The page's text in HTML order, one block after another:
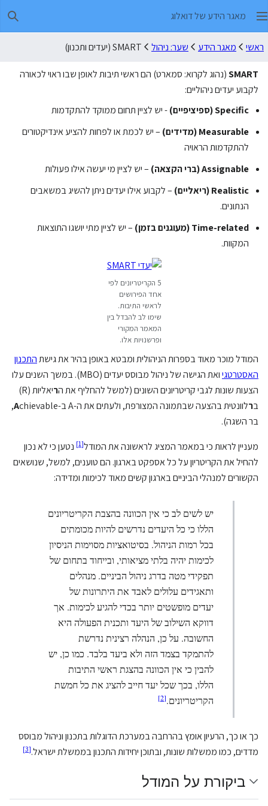
מאגר הידע של דואלוג
ראשי מאגר הידע שער: ניהול SMART (יעדים ותכנון)
SMART(נהוג לקרוא: סמארט) הם ראשי תיבות לאופן שבו ראוי לכאורה
לקבוע יעדים ניהוליים:
Specific (ספיציפיים)
- יש לציין תחום ממוקד להתקדמות
Measurable (מדידים)
– יש לכמת או לפחות להציע אינדיקטורים
להתקדמות הראויה
Assignable (ברי הקצאה)
– יש לציין מי יעשה אילו פעולות
Realistic (ריאליים)
– לקבוע אילו יעדים ניתן להשיג במשאבים
הנתונים.
Time-related (מעוגנים בזמן)
– יש לציין מתי יושגו התוצאות
המקוות.
5 הקריטריונים לפי
אחד הפירושים
לראשי התיבות.
שימו לב להבדל בין
המאמר המקורי
ופרשנויות אלו.
המודל מוכר מאוד בספרות הניהולית ומבטא באופן בהיר את גישתהתכנון
האסטרטגי
ואת הגישה של ניהול מבוסס יעדים (MBO). במשך השנים עלו
הצעות שונות לגבי קריטריונים השונים (למשל להחליף את הר
יאליות (R)
ברלוונטית בהצעה שבתמונה המצורפת, ולעתים את ה-A ב- A
chievable,
בר השגה).
מעניין לראות כי במאמר המציג לראשונה את המודל[
1
] נטען כי לא נכון
להחיל את הקריטריון על כל אספקט בארגון. הם טוענים, למשל, שנושאים
הקשורים למנהלי הביניים בארגון קשים מאוד לכימות ומדידה:
יש לשים לב כי אין הכוונה בהצבת הקריטריונים
הללו כי כל היעדים נדרשים להיות מכומתים
בכל רמות הניהול. בסיטואציות מסוימות הניסיון
לכימות יהיה בלתי מציאותי, ובייחוד בתחום של
תפקידי מטה בדרג ניהול הביניים. מנהלים
ותאגידים עלולים לאבד את היתרונות של
יעדים מופשטים יותר בכדי להגיע לכימות. אך
דווקא השילוב של היעד ותכנית הפעולה היא
החשובה. על כן, הנהלה רצינית נדרשת
להתמקד בצמד הזה ולא ביעד בלבד. כמו כן, יש
להבין כי אין הכוונה בהצגת ראשי התיבות
הללו, בכך שכל יעד חייב להציג את כל חמשת
הקריטריונים.[
2
]
כך או כך, הרעיון אומץ בהרחבה במערכת הדוגלות בתכנון וניהול מבוסס
מדדים, כמו ממשלות שונות, ובתוכן יחידות התכנון בממשלת ישראל.[
3
]
ביקורת על המודל